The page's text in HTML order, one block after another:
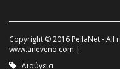
Copyright © 2016 PellaNet -
www.aneveno.com |
Διαύγεια